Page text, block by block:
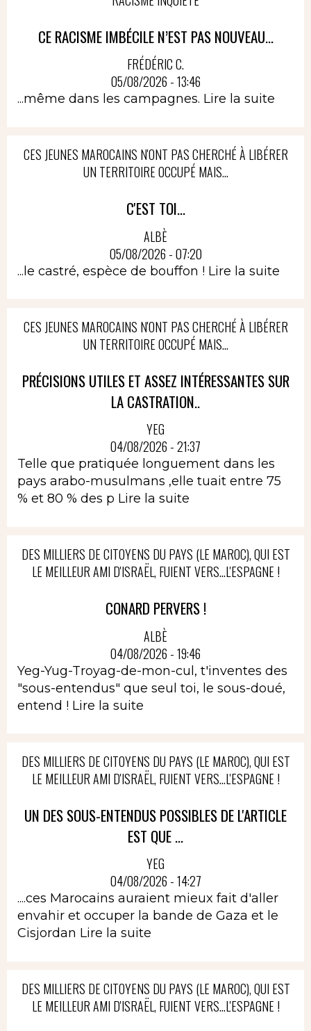
CE RACISME IMBÉCILE N’EST PAS NOUVEAU...
FRÉDÉRIC C.
05/08/2026 - 13:46
...même dans les campagnes. Lire la suite
CES JEUNES MAROCAINS N'ONT PAS CHERCHÉ À LIBÉRER
UN TERRITOIRE OCCUPÉ MAIS...
C'EST TOI...
ALBÈ
05/08/2026 - 07:20
...le castré, espèce de bouffon ! Lire la suite
CES JEUNES MAROCAINS N'ONT PAS CHERCHÉ À LIBÉRER
UN TERRITOIRE OCCUPÉ MAIS...
PRÉCISIONS UTILES ET ASSEZ INTÉRESSANTES SUR
LA CASTRATION..
YEG
04/08/2026 - 21:37
Telle que pratiquée longuement dans les
pays arabo-musulmans ,elle tuait entre 75
% et 80 % des p Lire la suite
DES MILLIERS DE CITOYENS DU PAYS (LE MAROC), QUI EST
LE MEILLEUR AMI D'ISRAËL, FUIENT VERS...L'ESPAGNE !
CONARD PERVERS !
ALBÈ
04/08/2026 - 19:46
Yeg-Yug-Troyag-de-mon-cul, t'inventes des
"sous-entendus" que seul toi, le sous-doué,
entend ! Lire la suite
DES MILLIERS DE CITOYENS DU PAYS (LE MAROC), QUI EST
LE MEILLEUR AMI D'ISRAËL, FUIENT VERS...L'ESPAGNE !
UN DES SOUS-ENTENDUS POSSIBLES DE L'ARTICLE
EST QUE ...
YEG
04/08/2026 - 14:27
....ces Marocains auraient mieux fait d'aller
envahir et occuper la bande de Gaza et le
Cisjordan Lire la suite
DES MILLIERS DE CITOYENS DU PAYS (LE MAROC), QUI EST
LE MEILLEUR AMI D'ISRAËL, FUIENT VERS...L'ESPAGNE !